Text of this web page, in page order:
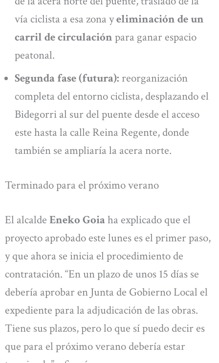
vía ciclista a esa zona yeliminación de un
carril de circulación para ganar espacio
peatonal.
Segunda fase (futura): reorganización
completa del entorno ciclista, desplazando el
Bidegorri al sur del puente desde el acceso
este hasta la calle Reina Regente, donde
también se ampliaría la acera norte.
Terminado para el próximo verano
El alcalde Eneko Goiaha explicado que el
proyecto aprobado este lunes es el primer paso,
y que ahora se inicia el procedimiento de
contratación. “En un plazo de unos 15 días se
debería aprobar en Junta de Gobierno Local el
expediente para la adjudicación de las obras.
Tiene sus plazos, pero lo que sí puedo decir es
que para el próximo verano debería estar